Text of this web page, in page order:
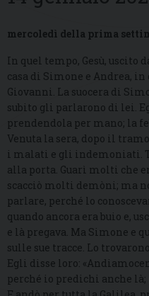
mercoledì della prima
In quel tempo, Gesù, uscito
casa di Simone e Andrea,
Giovanni. La suocera di
subito gli parlarono di lei.
prendendola per mano; la
Venuta la sera, dopo il
i malati e gli indemoniati.
alla porta. Guarì molti che
scacciò molti demòni; ma
parlare, perché lo
quando ancora era buio e,
e là pregava. Ma Simone e
sulle sue tracce. Lo
Egli disse loro:
perché io predichi anche